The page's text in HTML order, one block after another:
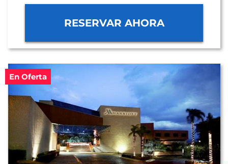
RESERVAR AHORA
En Oferta